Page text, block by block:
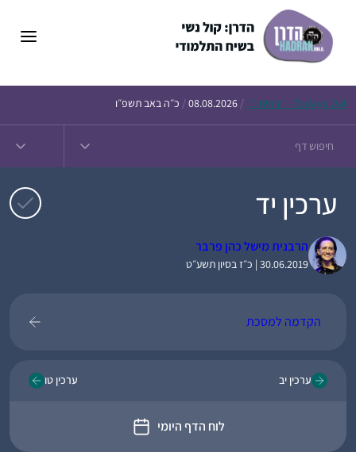
Today’s Daf – זבחים נ״ו /
08.08.2026
/ כ״ה באב תשפ״ו
ערכין יד
הרבנית מישל כהן פרבר
30.06.2019 | כ״ז בסיון תשע״ט
הקדמה למסכת
ערכין יב
לוח הדף היומי
ערכין טו